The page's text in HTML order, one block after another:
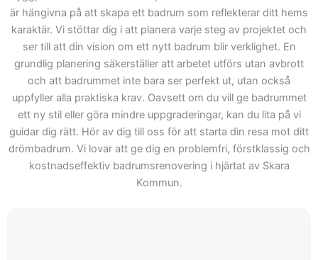
projekt hjälpa våra kunder
från idé till slutlig lösning.
Därför kan du lita på
Skepiab är det rätta valet
när ditt projekt börjar.
Välkommen att kontakta
oss för att se hur vi kan
hjälpa dig med ditt nästa
projekt inom
badrumsrenovering.
är hängivna på att skapa ett badrum som reflekterar ditt hems
karaktär. Vi stöttar dig i att planera varje steg av projektet och
ser till att din vision om ett nytt badrum blir verklighet. En
grundlig planering säkerställer att arbetet utförs utan avbrott
och att badrummet inte bara ser perfekt ut, utan också
uppfyller alla praktiska krav. Oavsett om du vill ge badrummet
ett ny stil eller göra mindre uppgraderingar, kan du lita på vi
guidar dig rätt. Hör av dig till oss för att starta din resa mot ditt
drömbadrum. Vi lovar att ge dig en problemfri, förstklassig och
kostnadseffektiv badrumsrenovering i hjärtat av Skara
Kommun.